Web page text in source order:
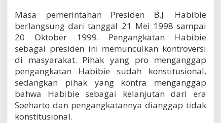
Masa pemerintahan Presiden B.J. Habibie
berlangsung dari tanggal 21 Mei 1998 sampai
20 Oktober 1999. Pengangkatan Habibie
sebagai presiden ini memunculkan kontroversi
di masyarakat. Pihak yang pro menganggap
pengangkatan Habibie sudah konstitusional,
sedangkan pihak yang kontra menganggap
bahwa Habibie sebagai kelanjutan dari era
Soeharto dan pengangkatannya dianggap tidak
konstitusional.